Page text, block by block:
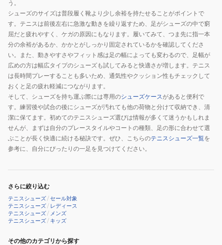
2E
う。
シューズのサイズは普段履く靴より少し余裕を持たせることがポイントで
す。テニスは前後左右に急激な動きを繰り返すため、足がシューズの中で窮
屈だと疲れやすく、ケガの原因にもなります。履いてみて、つま先に指一本
分の余裕があるか、かかとがしっかり固定されているかを確認してくださ
い。また、動きやすさやフィット感は足の幅によっても変わるので、足幅が
広めの方は幅広タイプのシューズも試してみると快適さが増します。テニス
は長時間プレーすることも多いため、通気性やクッション性もチェックして
おくと足の疲れ軽減につながります。
そして、シューズを持ち運ぶ際には専用のシューズケースがあると便利で
す。練習後や試合の後にシューズが汚れても他の荷物と分けて収納でき、清
潔に保てます。初めてのテニスシューズ選びは情報が多くて迷うかもしれま
せんが、まずは自分のプレースタイルやコートの種類、足の形に合わせて選
ぶことが長く快適に続ける秘訣です。ぜひ、こちらのテニスシューズ一覧を
参考に、自分にぴったりの一足を見つけてください。
さらに絞り込む
テニスシューズ/セール対象
テニスシューズ/ レディース
テニスシューズ/ メンズ
テニスシューズ/ キッズ
その他のカテゴリから探す